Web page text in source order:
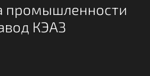
промышленности
КЭАЗ